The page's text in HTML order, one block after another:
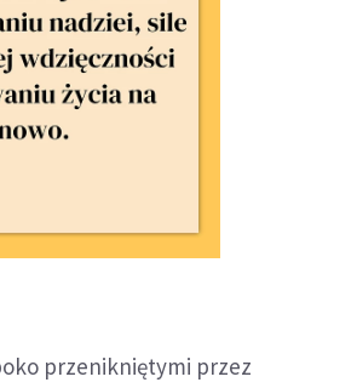
przenikniętymi przez